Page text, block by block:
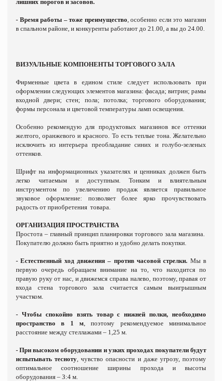
лишних порогов и засовов.
- Время работы – тоже преимущество , особенно если это магазин
в спальном районе, и конкуренты работают до 21.00, а вы до 24.00.
ВИЗУАЛЬНЫЕ КОМПОНЕНТЫ ТОРГОВОГО ЗАЛА
Фирменные цвета в едином стиле следует использовать при
оформлении следующих элементов магазина: фасада; витрин; рамы
входной двери; стен; пола; потолка; торгового оборудования;
формы персонала и цветовой температуры ламп освещения.
Особенно рекомендую для продуктовых магазинов все оттенки
желтого, оранжевого и красного. То есть теплые тона. Желательно
исключить из интерьера преобладание синих и голубо-зеленых
оттенков.
Шрифт на информационных указателях и ценниках должен быть
легко читаемым и доступным. Тонким и влиятельным
инструментом по увеличению продаж является правильное
звуковое оформление: позволяет более ярко прочувствовать
радость от приобретения товара.
ОРГАНИЗАЦИЯ ПРОСТРАНСТВА
Простота – главный принцип планировки торгового зала магазина.
Покупателю должно быть приятно и удобно делать покупки.
- Естественный ход движения – против часовой стрелки. Мы в
первую очередь обращаем внимание на то, что находится по
правую руку от нас, и движемся справа налево, поэтому, правая от
входа стена торгового зала считается самым выигрышным
участком.
- Чтобы спокойно взять товар с нижней полки, необходимо
пространство в 1 м , поэтому рекомендуемое минимальное
расстояние между стеллажами – 1,25 м.
- При высоком оборудовании и узких проходах покупатели будут
испытывать тесноту , чувство опасности и даже угрозу, поэтому
оптимальное соотношение ширины прохода и высоты
оборудования – З:4 м.